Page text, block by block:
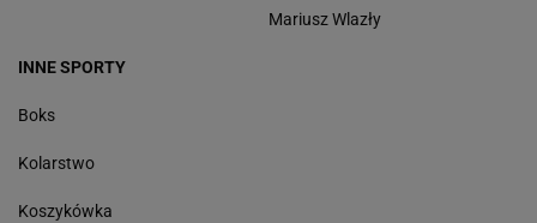
Mariusz Wlazły
INNE SPORTY
Boks
Kolarstwo
Koszykówka